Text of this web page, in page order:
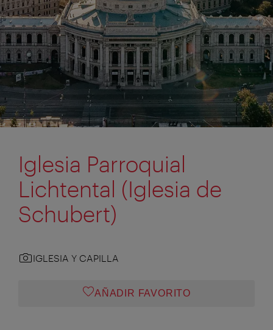
Iglesia Parroquial
Lichtental (Iglesia de
Schubert)
IGLESIA Y CAPILLA
AÑADIR FAVORITO